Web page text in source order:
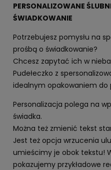
PERSONALIZOWANE
ŚWIADKOWANIE
Potrzebujesz pomysłu na
prośbą o świadkowanie?
Chcesz zapytać ich w
Pudełeczko z
idealnym opakowaniem do
Personalizacja polega na
świadka.
Można też zmienić tekst
Jest też opcja wrzucenia
umieścimy je obok tekstu!
pokazujemy przykładowe